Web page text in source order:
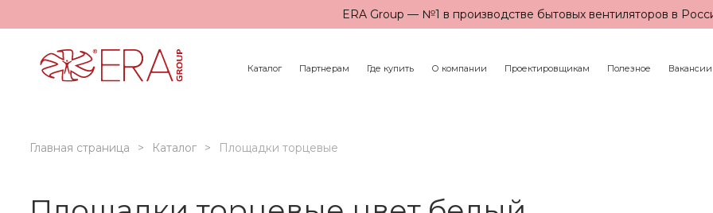
ERA Group — №1 в производстве бытовых вентиляторов в
Каталог Партнерам Где купить О компании Проектировщикам Полезное Вакансии
Главная страница Каталог Площадки торцевые